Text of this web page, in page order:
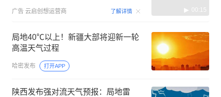
广告 云启创想运营商 了解详情 00:15
局地40℃以上！新疆大部将迎新一轮
高温天气过程
哈密发布 打开APP
陕西发布强对流天气预报：局地雷